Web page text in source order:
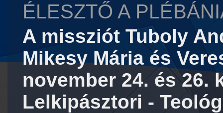
ÉLESZTŐ A
A missziót Tuboly
Mikesy Mária és
november 24. és 26.
Lelkipásztori -